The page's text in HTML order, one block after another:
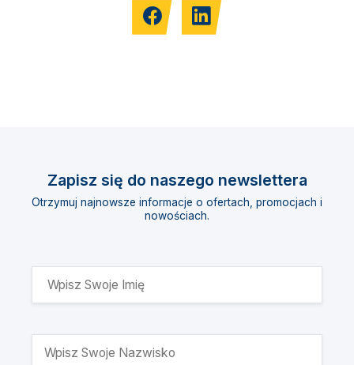
Zapisz się do naszego newslettera
Otrzymuj najnowsze informacje o ofertach, promocjach i
nowościach.